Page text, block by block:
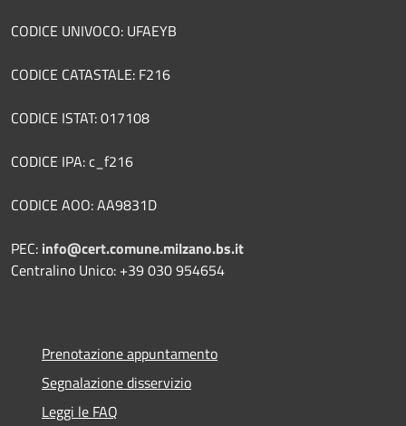
CODICE UNIVOCO: UFAEYB
CODICE CATASTALE: F216
CODICE ISTAT: 017108
CODICE IPA: c_f216
CODICE AOO: AA9831D
PEC: info@cert.comune.milzano.bs.it
Centralino Unico: +39 030 954654
Prenotazione appuntamento
Segnalazione disservizio
Leggi le FAQ